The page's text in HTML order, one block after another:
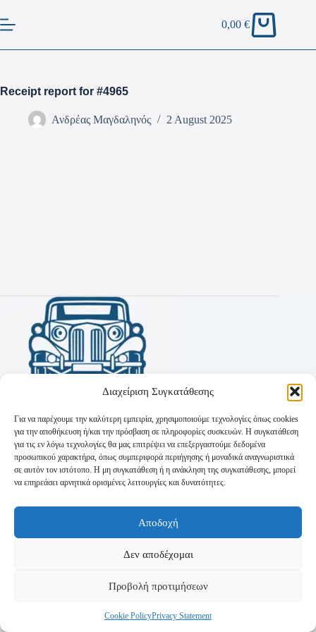
Διαχείριση Συγκατάθεσης
Για να παρέχουμε την καλύτερη εμπειρία, χρησιμοποιούμε τεχνολογίες όπως cookies
για την αποθήκευση ή/και την πρόσβαση σε πληροφορίες συσκευών. Η συγκατάθεση
για τις εν λόγω τεχνολογίες θα μας επιτρέψει να επεξεργαστούμε δεδομένα
προσωπικού χαρακτήρα, όπως συμπεριφορά περιήγησης ή μοναδικά αναγνωριστικά
σε αυτόν τον ιστότοπο. Η μη συγκατάθεση ή η ανάκληση της συγκατάθεσης, μπορεί
να επηρεάσει αρνητικά ορισμένες λειτουργίες και δυνατότητες.
Αποδοχή
Δεν αποδέχομαι
Προβολή προτιμήσεων
Cookie PolicyPrivacy Statement
0,00€
Receipt report for #4965
Ανδρέας Μαγδαληνός 2 August 2025
Πολιτική Απορρήτου
Τρόποι Αποστολής
Τρόποι Πληρωμής